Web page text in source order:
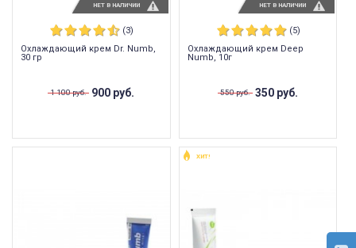
(3)
Охлаждающий крем Dr. Numb,
30 гр
1 100 руб. 900 руб.
НЕТ В НАЛИЧИИ
(5)
Охлаждающий крем Deep
Numb, 10г
550 руб. 350 руб.
НЕТ В НАЛИЧИИ
ХИТ!